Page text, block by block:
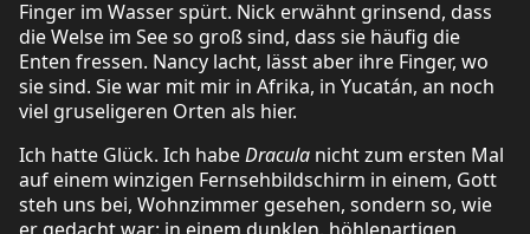
Finger im Wasser spürt. Nick erwähnt grinsend, dass
die Welse im See so groß sind, dass sie häufig die
Enten fressen. Nancy lacht, lässt aber ihre Finger, wo
sie sind. Sie war mit mir in Afrika, in Yucatán, an noch
viel gruseligeren Orten als hier.
Ich hatte Glück. Ich habeDracula nicht zum ersten Mal
auf einem winzigen Fernsehbildschirm in einem, Gott
steh uns bei, Wohnzimmer gesehen, sondern so, wie
er gedacht war: in einem dunklen, höhlenartigen